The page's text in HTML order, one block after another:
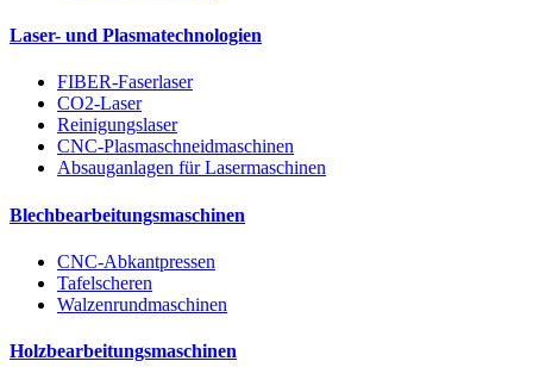
Laser- und Plasmatechnologien
FIBER-Faserlaser
CO2-Laser
Reinigungslaser
CNC-Plasmaschneidmaschinen
Absauganlagen für Lasermaschinen
Blechbearbeitungsmaschinen
CNC-Abkantpressen
Tafelscheren
Walzenrundmaschinen
Holzbearbeitungsmaschinen